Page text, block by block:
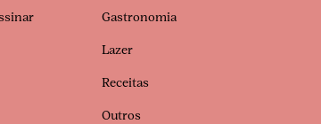
Gastronomia
Lazer
Receitas
Outros